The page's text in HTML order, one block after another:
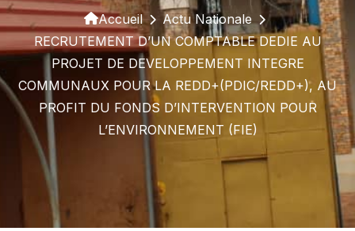
Accueil
Actu Nationale
RECRUTEMENT D’UN COMPTABLE DEDIE AU
PROJET DE DEVELOPPEMENT INTEGRE
COMMUNAUX POUR LA REDD+(PDIC/REDD+), AU
PROFIT DU FONDS D’INTERVENTION POUR
L’ENVIRONNEMENT (FIE)